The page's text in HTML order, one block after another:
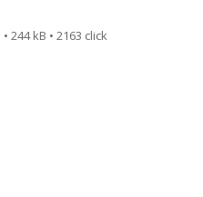
• 244 kB • 2163 click